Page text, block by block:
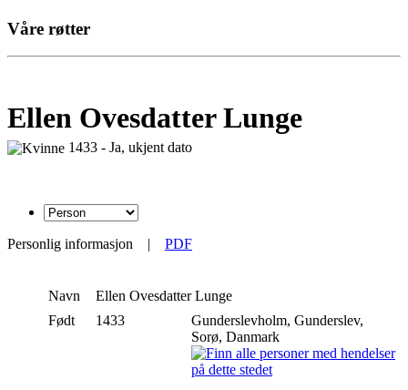
Våre røtter
Ellen Ovesdatter Lunge
1433 - Ja, ukjent dato
Personlig informasjon | PDF
Navn Ellen Ovesdatter Lunge
Født
1433
Gunderslevholm, Gunderslev,
Sorø, Danmark